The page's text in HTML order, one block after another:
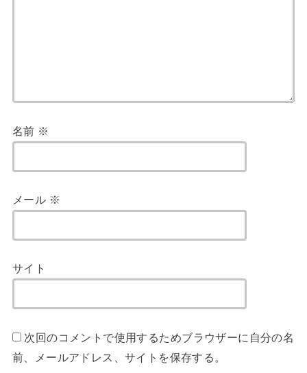
名前 ※
メール ※
サイト
次回のコメントで使用するためブラウザーに自分の名
前、メールアドレス、サイトを保存する。